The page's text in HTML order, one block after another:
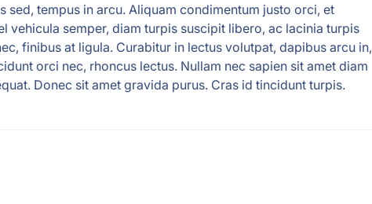
sed, tempus in arcu. Aliquam condimentum justo orci, et
vehicula semper, diam turpis suscipit libero, ac lacinia turpis
finibus at ligula. Curabitur in lectus volutpat, dapibus arcu in,
orci nec, rhoncus lectus. Nullam nec sapien sit amet diam
Donec sit amet gravida purus. Cras id tincidunt turpis.